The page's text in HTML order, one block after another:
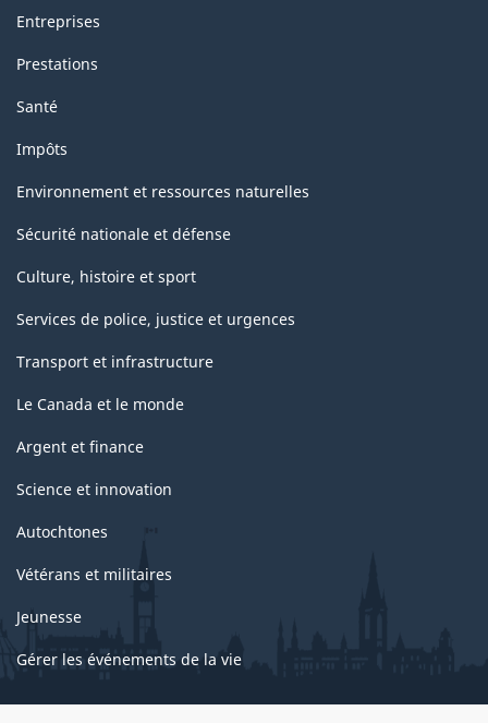
Entreprises
Prestations
Santé
Impôts
Environnement et ressources naturelles
Sécurité nationale et défense
Culture, histoire et sport
Services de police, justice et urgences
Transport et infrastructure
Le Canada et le monde
Argent et finance
Science et innovation
Autochtones
Vétérans et militaires
Jeunesse
Gérer les événements de la vie